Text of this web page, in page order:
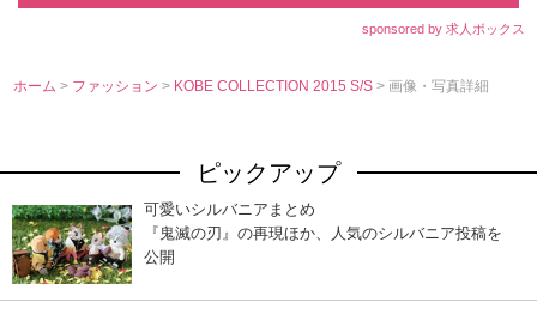
sponsored by 求人ボックス
ホーム > ファッション> KOBE COLLECTION 2015 S/S> 画像・写真詳細
ピックアップ
可愛いシルバニアまとめ
『鬼滅の刃』の再現ほか、人気のシルバニア投稿を
公開